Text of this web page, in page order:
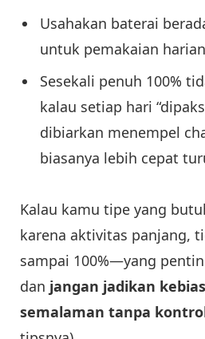
Usahakan baterai
untuk pemakaian
Sesekali penuh 100%
kalau setiap hari
dibiarkan menempel
biasanya lebih cepat
Kalau kamu tipe yang
karena aktivitas panjang,
sampai 100%—yang
dan jangan jadikan
semalaman tanpa